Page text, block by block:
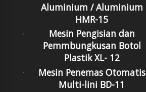
Aluminium / Aluminium
HMR-15
Mesin Pengisian dan
Pemmbungkusan Botol
Plastik XL- 12
Mesin Penemas Otomatis
Multi-lini BD-11